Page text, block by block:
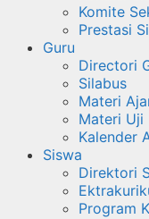
Komite
Prestasi
Guru
Directori
Silabus
Materi
Materi Uji
Kalender
Siswa
Direktori
Program